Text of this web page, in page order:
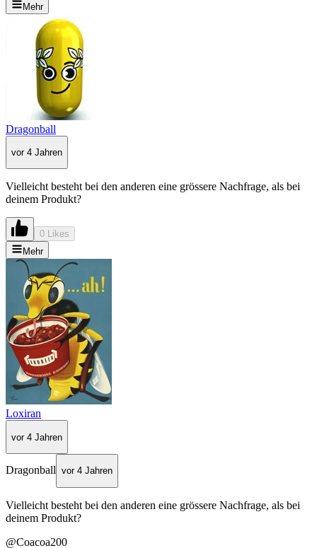
Mehr
Dragonball
vor 4 Jahren
Vielleicht besteht bei den anderen eine grössere Nachfrage, als bei
deinem Produkt?
0 Likes
Mehr
Loxiran
vor 4 Jahren
Dragonball vor 4 Jahren
Vielleicht besteht bei den anderen eine grössere Nachfrage, als bei
deinem Produkt?
@Coacoa200